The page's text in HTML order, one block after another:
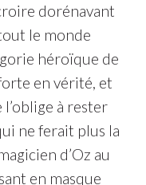
dorénavant
le monde
héroïque de
en vérité, et
à rester
ne ferait plus la
d’Oz au
en masque